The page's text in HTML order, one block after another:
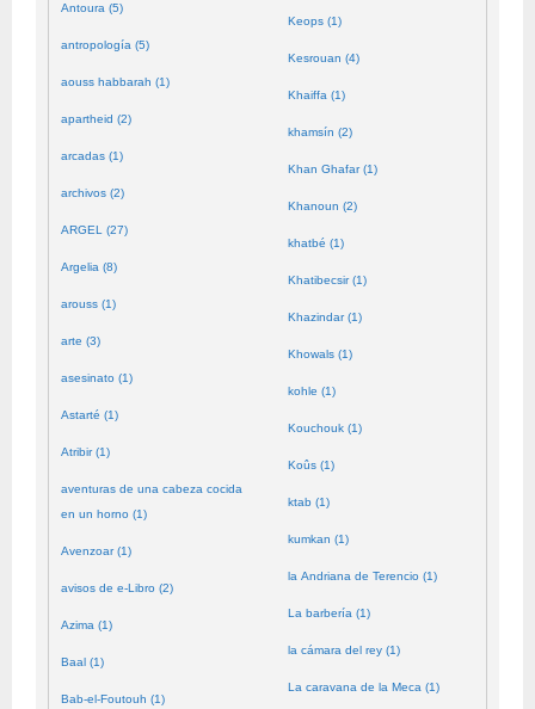
Antoura (5)
antropología (5)
aouss habbarah (1)
apartheid (2)
arcadas (1)
archivos (2)
ARGEL (27)
Argelia (8)
arouss (1)
arte (3)
asesinato (1)
Astarté (1)
Atribir (1)
aventuras de una cabeza cocida
en un horno (1)
Avenzoar (1)
avisos de e-Libro (2)
Azima (1)
Baal (1)
Bab-el-Foutouh (1)
Keops (1)
Kesrouan (4)
Khaiffa (1)
khamsín (2)
Khan Ghafar (1)
Khanoun (2)
khatbé (1)
Khatibecsir (1)
Khazindar (1)
Khowals (1)
kohle (1)
Kouchouk (1)
Koûs (1)
ktab (1)
kumkan (1)
la Andriana de Terencio (1)
La barbería (1)
la cámara del rey (1)
La caravana de la Meca (1)